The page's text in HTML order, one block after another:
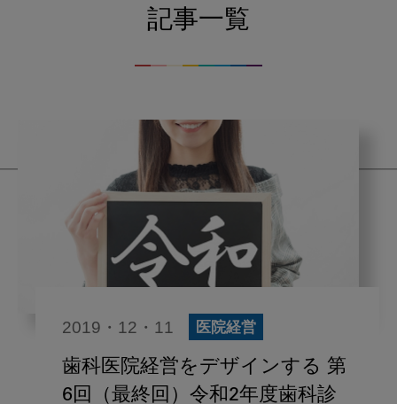
記事一覧
2019・12・11 医院経営
歯科医院経営をデザインする 第
6回（最終回）令和2年度歯科診